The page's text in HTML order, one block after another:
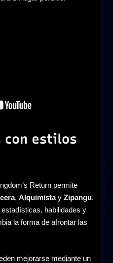
con estilos
Return permite
, Alquimistay Zipangu.
habilidades y
la forma de afrontar las
mejorarse mediante un